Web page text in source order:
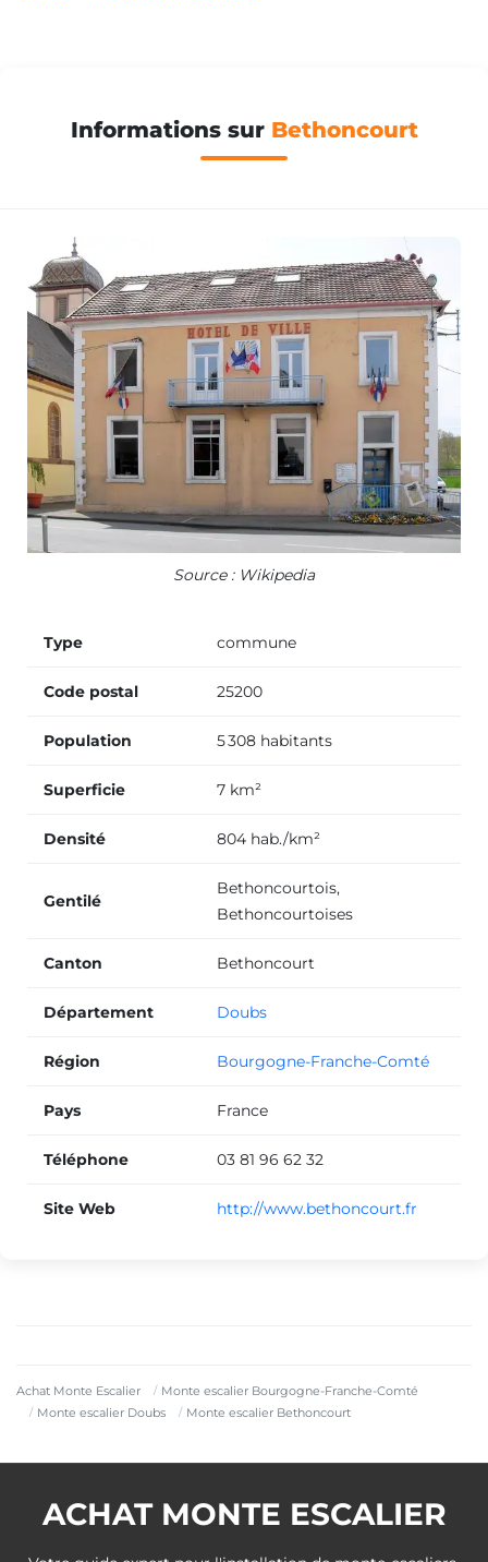
Achat Monte Escalier
Monte escalier Bourgogne-Franche-Comté
Monte escalier Doubs
Monte escalier Bethoncourt
Informations sur Bethoncourt
Source : Wikipedia
Type commune
Code postal 25200
Population 5 308 habitants
Superficie 7 km²
Densité 804 hab./km²
Gentilé
Bethoncourtois,
Bethoncourtoises
Canton Bethoncourt
Département Doubs
Région Bourgogne-Franche-Comté
Pays France
Téléphone 03 81 96 62 32
Site Web http://www.bethoncourt.fr
ACHAT MONTE ESCALIER